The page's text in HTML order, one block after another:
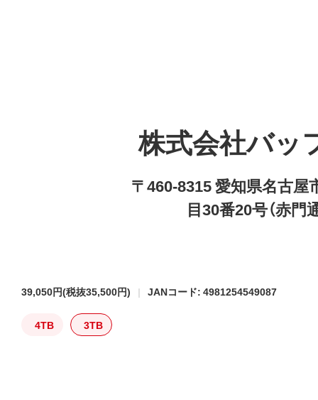
株式会社バッ
〒460-8315 愛知県名古屋
目30番20号（赤門
39,050円(税抜35,500円) JANコード: 4981254549087
4TB 3TB